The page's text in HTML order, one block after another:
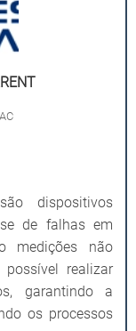
dispositivos
de falhas em
medições não
realizar
garantindo a
os processos